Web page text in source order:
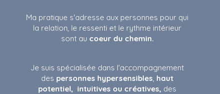
Ma pratique s'adresse aux personnes pour qui
la relation, le ressenti et le rythme intérieur
sont au coeur du chemin.
Je suis spécialisée dans l'accompagnement
des personnes hypersensibles, haut
potentiel, intuitives ou créatives, des